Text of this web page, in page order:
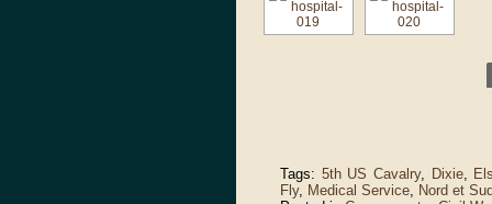
Tags: 5th US Cavalry, Dixie,
Fly, Medical Service, Nord et